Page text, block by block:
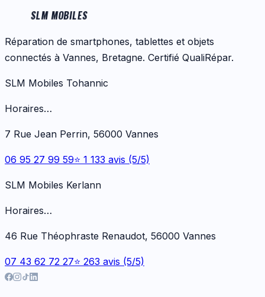
SLM MOBILES
Réparation de smartphones, tablettes et objets
connectés à Vannes, Bretagne. Certifié QualiRépar.
SLM Mobiles Tohannic
Horaires…
7 Rue Jean Perrin, 56000 Vannes
06 95 27 99 59⭐ 1 133 avis (5/5)
SLM Mobiles Kerlann
Horaires…
46 Rue Théophraste Renaudot, 56000 Vannes
07 43 62 72 27⭐ 263 avis (5/5)